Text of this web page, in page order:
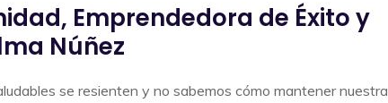
Emprendedora de Éxito y
Núñez
se resienten y no sabemos cómo mantener nuestra